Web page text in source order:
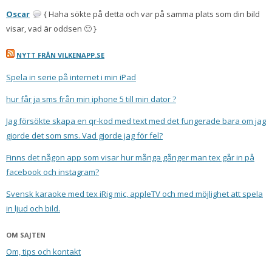
Oscar
{ Haha sökte på detta och var på samma plats som din bild
visar, vad är oddsen 🙂 }
NYTT FRÅN VILKENAPP.SE
Spela in serie på internet i min iPad
hur får ja sms från min iphone 5 till min dator ?
Jag försökte skapa en qr-kod med text med det fungerade bara om jag
gjorde det som sms. Vad gjorde jag för fel?
Finns det någon app som visar hur många gånger man tex går in på
facebook och instagram?
Svensk karaoke med tex iRig mic, appleTV och med möjlighet att spela
in ljud och bild.
OM SAJTEN
Om, tips och kontakt